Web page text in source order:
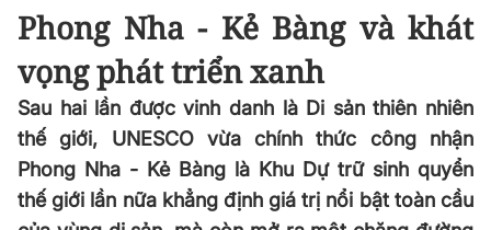
Phong Nha - Kẻ Bàng và khát
vọng phát triển xanh
Sau hai lần được vinh danh là Di sản thiên nhiên
thế giới, UNESCO vừa chính thức công nhận
Phong Nha - Kẻ Bàng là Khu Dự trữ sinh quyển
thế giới lần nữa khẳng định giá trị nổi bật toàn cầu